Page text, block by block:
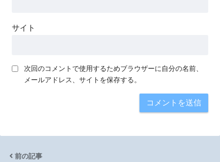
サイト
次回のコメントで使用するためブラウザーに自分の名前、
メールアドレス、サイトを保存する。
前の記事